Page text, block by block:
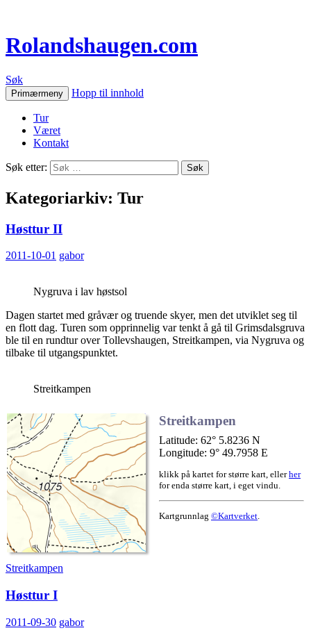
Rolandshaugen.com
Søk
Primærmeny Hopp til innhold
Tur
Været
Kontakt
Søk etter:
Kategoriarkiv: Tur
Høsttur II
2011-10-01 gabor
Nygruva i lav høstsol
Dagen startet med gråvær og truende skyer, men det utviklet seg til
en flott dag. Turen som opprinnelig var tenkt å gå til Grimsdalsgruva
ble til en rundtur over Tollevshaugen, Streitkampen, via Nygruva og
tilbake til utgangspunktet.
Streitkampen
Streitkampen
Latitude: 62° 5.8236 N
Longitude: 9° 49.7958 E
klikk på kartet for større kart, ellerher
for enda større kart, i eget vindu.
Kartgrunnlag ©Kartverket.
Streitkampen
Høsttur I
2011-09-30 gabor